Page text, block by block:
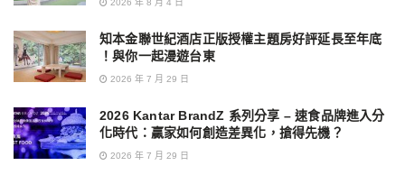
知本金聯世紀酒店正版授權主題房好評延長至年底
！與你一起漫遊台東
2026 年 7 月 29 日
2026 Kantar BrandZ 系列分享 – 速食品牌進入分
化時代：贏家如何創造差異化，搶得先機？
2026 年 7 月 29 日